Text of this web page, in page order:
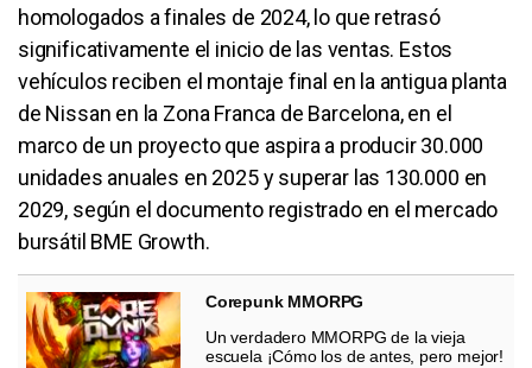
homologados a finales de 2024, lo que retrasó
significativamente el inicio de las ventas. Estos
vehículos reciben el montaje final en la antigua planta
de Nissan en la Zona Franca de Barcelona, en el
marco de un proyecto que aspira a producir 30.000
unidades anuales en 2025 y superar las 130.000 en
2029, según el documento registrado en el mercado
bursátil BME Growth.
Corepunk MMORPG
Un verdadero MMORPG de la vieja
escuela ¡Cómo los de antes, pero mejor!